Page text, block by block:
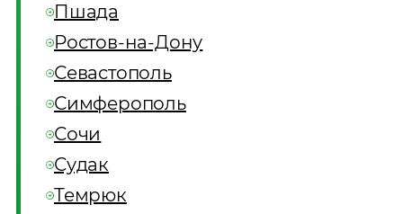
Пшада
Ростов-на-Дону
Севастополь
Симферополь
Сочи
Судак
Темрюк